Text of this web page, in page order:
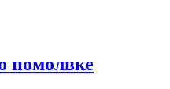
помолвке